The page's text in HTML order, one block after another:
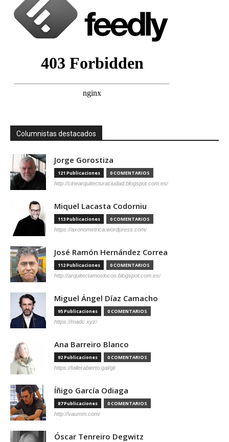
Columnistas destacados
Jorge Gorostiza
121 Publicaciones 0 COMENTARIOS
http://cinearquitecturaciudad.blogspot.com.es/
Miquel Lacasta Codorniu
113 Publicaciones 0 COMENTARIOS
https://axonometrica.wordpress.com/
José Ramón Hernández Correa
112 Publicaciones 0 COMENTARIOS
http://arquitectamoslocos.blogspot.com.es/
Miguel Ángel Díaz Camacho
95 Publicaciones 0 COMENTARIOS
https://madc.xyz/
Ana Barreiro Blanco
92 Publicaciones 0 COMENTARIOS
https://tallerabierto.gal/gl/
Íñigo García Odiaga
87 Publicaciones 0 COMENTARIOS
http://vaumm.com/
Óscar Tenreiro Degwitz